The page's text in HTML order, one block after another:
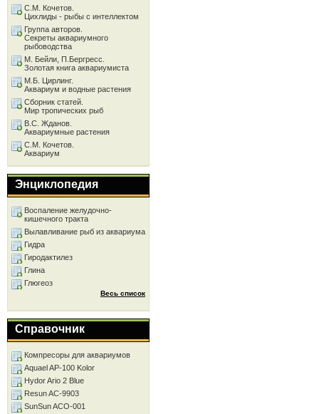
С.М. Кочетов.
Цихлиды - рыбы с интеллектом
Группа авторов.
Секреты аквариумного
рыбоводства
М. Бейли, П.Бергресс.
Золотая книга аквариумиста
М.Б. Цирлинг.
Аквариум и водные растения
Сборник статей.
Мир тропических рыб
В.С. Жданов.
Аквариумные растения
С.М. Кочетов.
Аквариум
Энциклопедия
Воспаление желудочно-
кишечного тракта
Вылавливание рыб из аквариума
Гидра
Гиродактилез
Глина
Глюгеоз
Весь список
Справочник
Компресоры для аквариумов
Aquael AP-100 Kolor
Hydor Ario 2 Blue
Resun AC-9903
SunSun ACO-001